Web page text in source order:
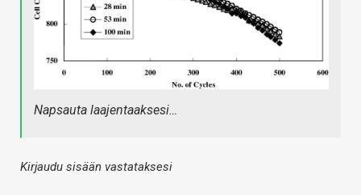
Napsauta laajentaaksesi…
Kirjaudu sisään vastataksesi